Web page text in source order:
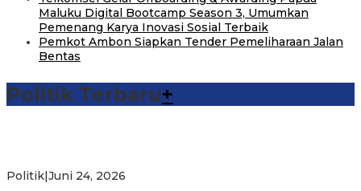
Maluku Digital Bootcamp Season 3, Umumkan
Pemenang Karya Inovasi Sosial Terbaik
Pemkot Ambon Siapkan Tender Pemeliharaan Jalan
Bentas
Politik Terbaru+
Politik Juni 24, 2026